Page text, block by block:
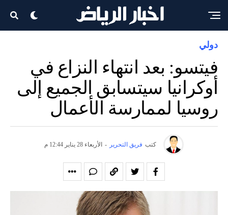
دولي
فيتسو: بعد انتهاء النزاع في
أوكرانيا سيتسابق الجميع إلى
روسيا لممارسة الأعمال
كتب فريق التحرير - الأربعاء 28 يناير 12:44 م